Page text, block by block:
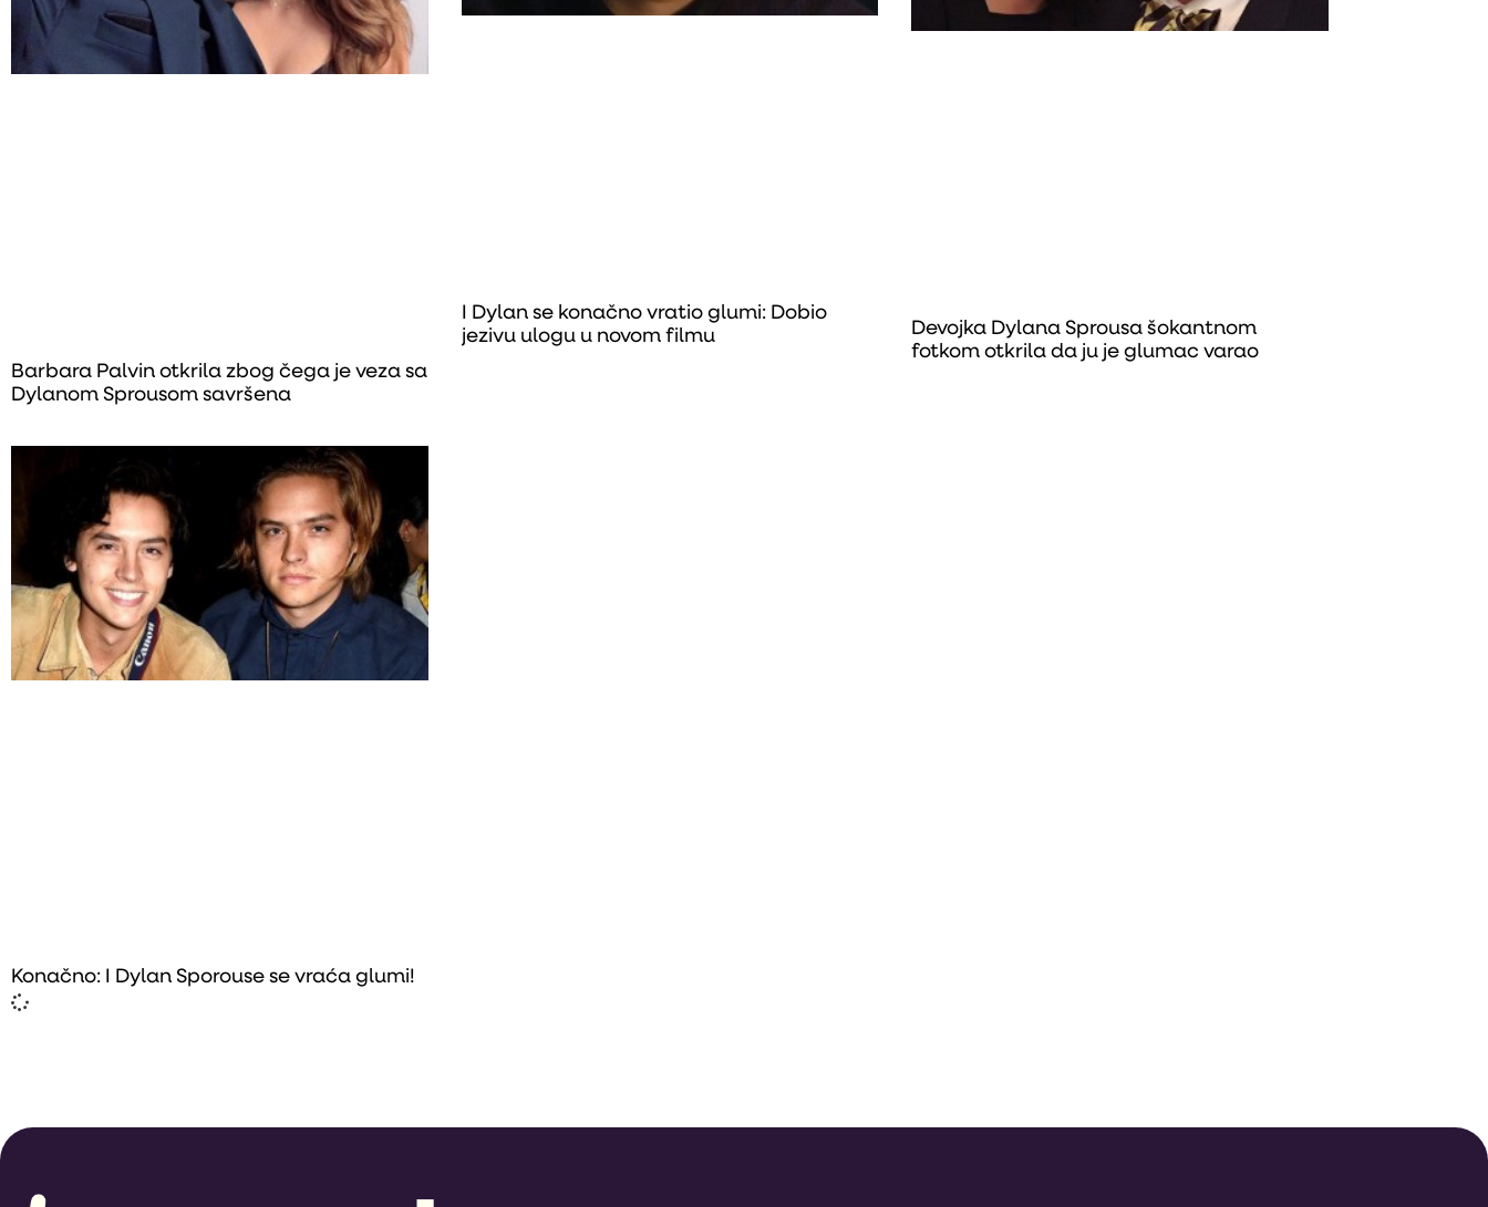
Barbara Palvin otkrila zbog čega je veza sa
Dylanom Sprousom savršena
I Dylan se konačno vratio glumi: Dobio
jezivu ulogu u novom filmu
Devojka Dylana Sprousa šokantnom
fotkom otkrila da ju je glumac varao
Konačno: I Dylan Sporouse se vraća glumi!